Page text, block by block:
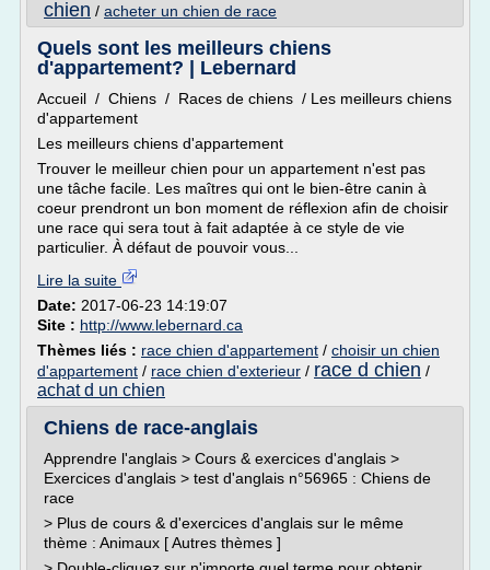
chien / acheter un chien de race
Quels sont les meilleurs chiens
d'appartement? | Lebernard
Accueil / Chiens / Races de chiens / Les meilleurs chiens
d'appartement
Les meilleurs chiens d'appartement
Trouver le meilleur chien pour un appartement n'est pas
une tâche facile. Les maîtres qui ont le bien-être canin à
coeur prendront un bon moment de réflexion afin de choisir
une race qui sera tout à fait adaptée à ce style de vie
particulier. À défaut de pouvoir vous...
Lire la suite
Date: 2017-06-23 14:19:07
Site : http://www.lebernard.ca
Thèmes liés : race chien d'appartement / choisir un chien
d'appartement / race chien d'exterieur / race d chien /
achat d un chien
Chiens de race-anglais
Apprendre l'anglais > Cours & exercices d'anglais >
Exercices d'anglais > test d'anglais n°56965 : Chiens de
race
> Plus de cours & d'exercices d'anglais sur le même
thème : Animaux [ Autres thèmes ]